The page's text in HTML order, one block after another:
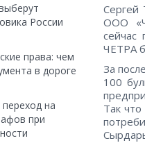
России
права: чем
в дороге
на
при
Сергей
ООО
сейчас
ЧЕТРА
За
100
Так